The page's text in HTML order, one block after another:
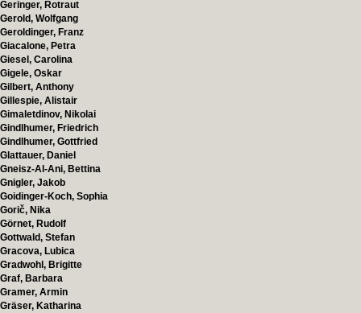
Geringer, Rotraut
Gerold, Wolfgang
Geroldinger, Franz
Giacalone, Petra
Giesel, Carolina
Gigele, Oskar
Gilbert, Anthony
Gillespie, Alistair
Gimaletdinov, Nikolai
Gindlhumer, Friedrich
Gindlhumer, Gottfried
Glattauer, Daniel
Gneisz-Al-Ani, Bettina
Gnigler, Jakob
Goidinger-Koch, Sophia
Gorič, Nika
Görnet, Rudolf
Gottwald, Stefan
Gracova, Lubica
Gradwohl, Brigitte
Graf, Barbara
Gramer, Armin
Gräser, Katharina